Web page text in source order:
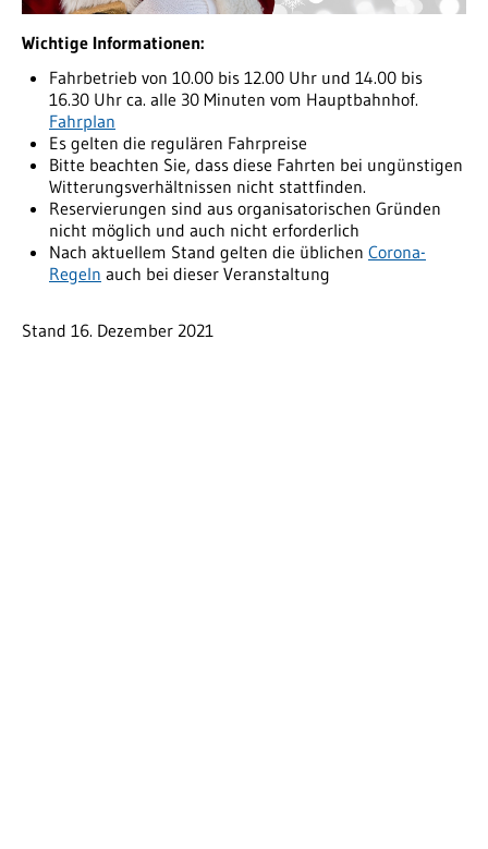
Wichtige Informationen:
Fahrbetrieb von 10.00 bis 12.00 Uhr und 14.00 bis
16.30 Uhr ca. alle 30 Minuten vom Hauptbahnhof.
Fahrplan
Es gelten die regulären Fahrpreise
Bitte beachten Sie, dass diese Fahrten bei ungünstigen
Witterungsverhältnissen nicht stattfinden.
Reservierungen sind aus organisatorischen Gründen
nicht möglich und auch nicht erforderlich
Nach aktuellem Stand gelten die üblichen Corona-
Regeln auch bei dieser Veranstaltung
Stand 16. Dezember 2021